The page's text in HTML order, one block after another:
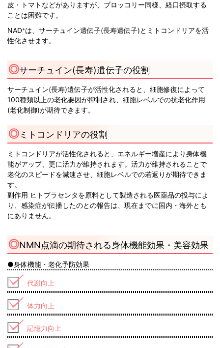
皮・トマトなどがありますが、ブロッコリー同様、経口摂取する
ことは困難です。
NAD⁺は、サーチュイン遺伝子(長寿遺伝子)とミトコンドリアを活
性化させます。
サーチュイン(長寿)遺伝子の役割
サーチュイン(長寿)遺伝子が活性化されると、細胞修復によって
100種類以上の老化要因が抑制され、細胞レベルでの抗老化作用
(老化制御)が期待できます。
ミトコンドリアの役割
ミトコンドリアが活性化されると、エネルギー増産により身体機
能がアップ、更に活力が維持されます。活力が維持されることで
老化のスピードを減速させ、細胞レベルでの若返りが期待できま
す。
副作用 ヒトプラセンタを原料として製造される医薬品の投与によ
り、感染症が伝播したのとの報告は、現在までに国内・海外とも
にありません。
NMN点滴の期待される身体機能効果・美容効果
●身体機能・老化予防効果
代謝向上
体力向上
記憶力向上